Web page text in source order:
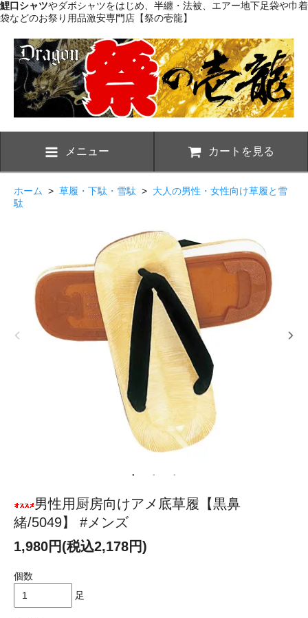
鯉口シャツやダボシャツをはじめ、半纏・法被、エアー地下足袋や巾着
袋などのお祭り用品激安専門店【祭の壱龍】
メニュー カートを見る
ホーム > 草履・下駄・雪駄 > 大人の男性・女性向け草履と雪
駄
男性用厨房向けアメ底草履【黒鼻
緒/5049】 #メンズ
1,980円(税込2,178円)
個数
足